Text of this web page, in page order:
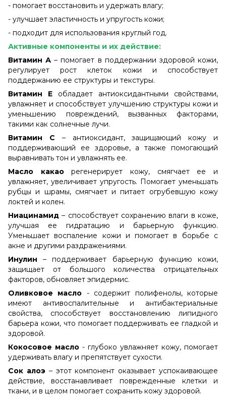
- помогает восстановить и удержать влагу;
- улучшает эластичность и упругость кожи;
- подходит для использования круглый год.
Активные компоненты и их действие:
Витамин А – помогает в поддержании здоровой кожи,
регулирует рост клеток кожи и способствует
поддержанию ее структуры и текстуры.
Витамин Е обладает антиоксидантными свойствами,
увлажняет и способствует улучшению структуры кожи и
уменьшению повреждений, вызванных факторами,
такими как солнечные лучи.
Витамин С – антиоксидант, защищающий кожу и
поддерживающий ее здоровье, а также помогающий
выравнивать тон и увлажнять ее.
Масло какаорегенерирует кожу, смягчает ее и
увлажняет, увеличивает упругость. Помогает уменьшать
рубцы и шрамы, смягчает и питает огрубевшую кожу
локтей и колен.
Ниацинамид– способствует сохранению влаги в коже,
улучшая ее гидратацию и барьерную функцию.
Уменьшает воспаление кожи и помогает в борьбе с
акне и другими раздражениями.
Инулин– поддерживает барьерную функцию кожи,
защищает от большого количества отрицательных
факторов, обновляет эпидермис.
Оливковое масло - содержит полифенолы, которые
имеют антивоспалительные и антибактериальные
свойства, способствует восстановлению липидного
барьера кожи, что помогает поддерживать ее гладкой и
здоровой.
Кокосовое масло - глубоко увлажняет кожу, помогает
удерживать влагу и препятствует сухости.
Сок алоэ– этот компонент оказывает успокаивающее
действие, восстанавливает поврежденные клетки и
ткани, и в целом помогает сохранить кожу здоровой.